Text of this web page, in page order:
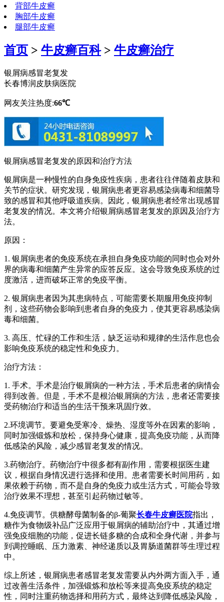
背部牛皮癣
胸部牛皮癣
腿部牛皮癣
首页 > 牛皮癣百科> 牛皮癣治疗
银屑病感冒老复发
长春博润皮肤病医院
网友关注热度:66℃
银屑病感冒老复发的原因和治疗方法
银屑病是一种慢性的自身免疫性疾病，患者往往伴随着皮肤和
关节的症状。研究发现，银屑病患者更容易感染病毒和细菌导
致的感冒和其他呼吸道疾病。因此，银屑病患者经常出现感冒
老复发的情况。本文将介绍银屑病感冒老复发的原因及治疗方
法。
原因：
1. 银屑病患者的免疫系统在承担自身免疫功能的同时也会对外
界的病毒和细菌产生异常的应答反应。这会导致免疫系统的过
度激活，进而破坏正常的免疫平衡。
2. 银屑病患者因为其患病特点，可能需要长期服用免疫抑制
剂，这些药物会影响到患者自身的免疫力，使其更容易感染病
毒和细菌。
3. 高压、忙碌的工作和生活，缺乏运动和规律的生活作息也会
影响免疫系统的稳定性和免疫力。
治疗方法：
1. 手术。手术是治疗银屑病的一种方法，手术后患者的病情会
得到改善。但是，手术不是根治银屑病的方法，患者还需要接
受药物治疗和适当的生活干预来巩固疗效。
2.环境调节。要避免受寒冷、燥热、湿度等外在因素的影响，
同时加强锻炼和放松，保持身心健康，提高免疫功能，从而降
低感染的风险，减少感冒老复发的情况。
3.药物治疗。药物治疗中很多都有副作用，需要根据医生建
议，根据自身情况进行选择和使用。患者需要长时间用药，如
果依赖于药物，而不是自身的免疫力或生活方式，可能会导致
治疗效果不理想，甚至引起药物过敏等。
4.免疫调节。供糖酵母菌制备的β-葡聚长春牛皮癣医院指出，
糖作为食物级补品广泛应用于银屑病的辅助治疗中，其通过增
强免疫细胞的功能，促进长链多糖的合成和全身代谢，并参与
到调控睡眠、压力激素、神经递质以及胃肠道菌群等生理过程
中。
综上所述，银屑病患者感冒老复发需要从内外两方面入手，通
过改善生活条件，加强锻炼和放松等来提高免疫系统的稳定
性，同时注重药物选择和用药方式，最终达到降低感染风险，